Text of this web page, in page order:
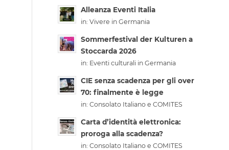
Alleanza Eventi Italia
in:Vivere in Germania
Sommerfestival der Kulturen a
Stoccarda 2026
in: Eventi culturali in Germania
CIE senza scadenza per gli over
70: finalmente è legge
in:Consolato Italiano e COMITES
Carta d’identità elettronica:
proroga alla scadenza?
in:Consolato Italiano e COMITES